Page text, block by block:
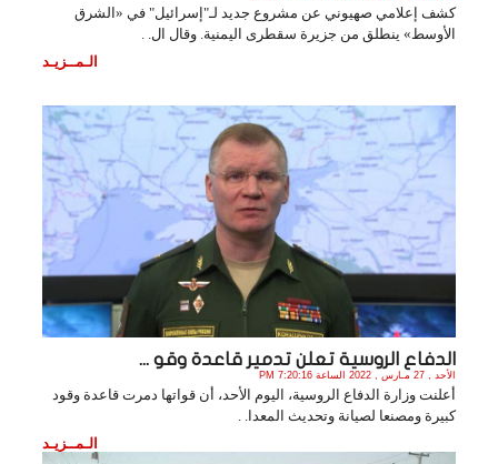
كشف إعلامي صهيوني عن مشروع جديد لـ"إسرائيل" في «الشرق
الأوسط» ينطلق من جزيرة سقطرى اليمنية. وقال ال. .
الـمــزيـد
الدفاع الروسية تعلن تدمير قاعدة وقو ...
الأحد , 27 مـارس , 2022 الساعة 7:20:16 PM
أعلنت وزارة الدفاع الروسية، اليوم الأحد، أن قواتها دمرت قاعدة وقود
كبيرة ومصنعا لصيانة وتحديث المعدا. .
الـمــزيـد